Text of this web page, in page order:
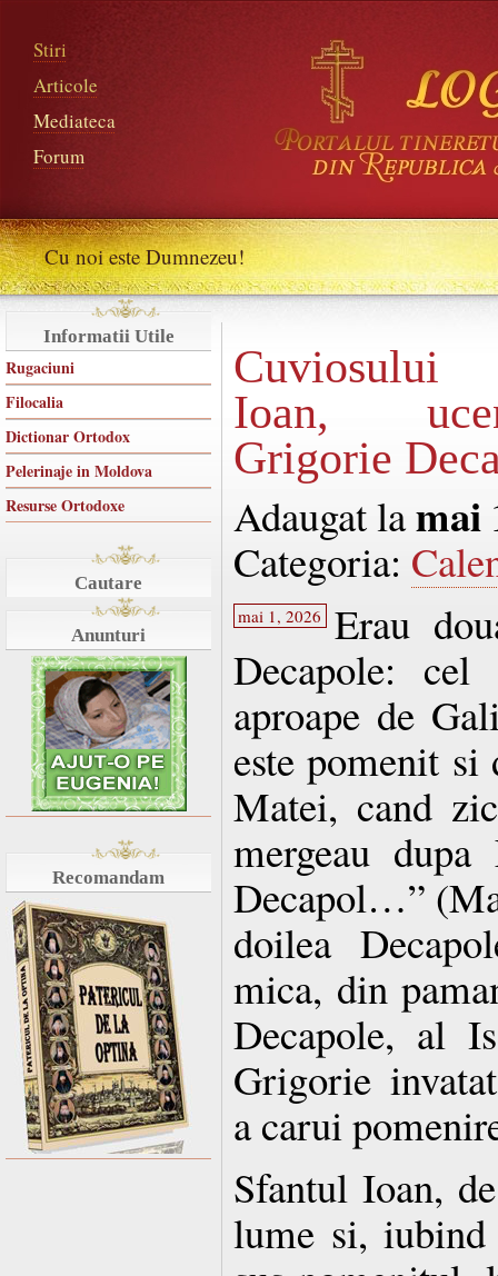
Stiri
Articole
Mediateca
Forum
Cu noi este Dumnezeu!
Informatii Utile
Rugaciuni
Filocalia
Dictionar Ortodox
Pelerinaje in Moldova
Resurse Ortodoxe
Cautare
Anunturi
Recomandam
Cuviosului
Ioan,
Grigorie
Adaugat lamai
Categoria:
mai 1, 2026
Erau
Decapole: cel
aproape de
este pomenit si
Matei, cand
mergeau
Decapol…”
doilea
mica, din
Decapole, al
Grigorie
a carui
Sfantul Ioan,
lume si,